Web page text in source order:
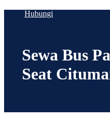
Hubungi
Sewa Bus
Seat